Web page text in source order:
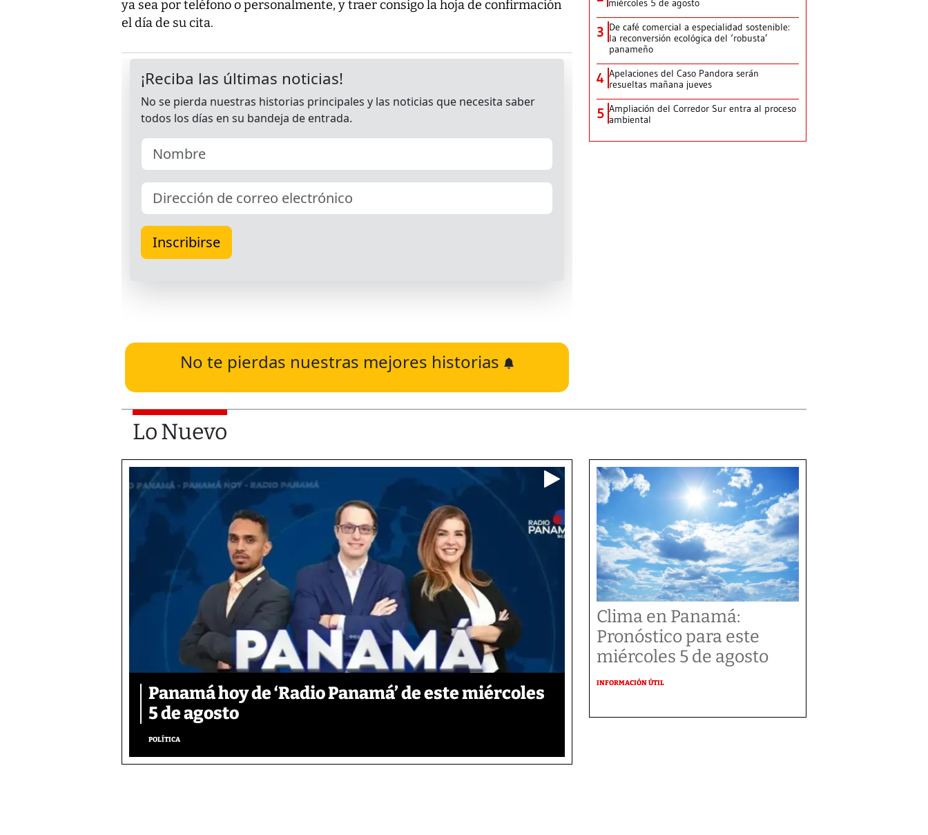
ya sea por teléfono o personalmente, y traer consigo la hoja de confirmación
el día de su cita.
No te pierdas nuestras mejores historias
3 De café comercial a especialidad sostenible:
la reconversión ecológica del ‘robusta’
panameño
4 Apelaciones del Caso Pandora serán
resueltas mañana jueves
5 Ampliación del Corredor Sur entra al proceso
ambiental
Lo Nuevo
Panamá hoy de ‘Radio Panamá’ de este miércoles
5 de agosto
POLÍTICA
Clima en Panamá:
Pronóstico para este
miércoles 5 de agosto
INFORMACIÓN ÚTIL